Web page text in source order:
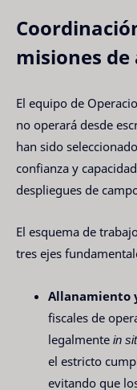
misiones
El equipo de
no operará desde
han sido
confianza y
despliegues de
El esquema de
tres ejes
Allanamiento
fiscales de
legalmente in
el estricto
evitando que